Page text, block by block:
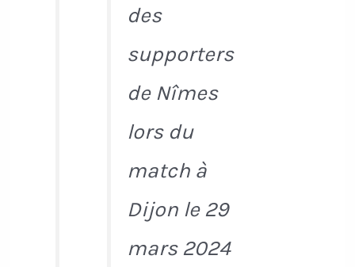
des
supporters
de Nîmes
lors du
match à
Dijon le 29
mars 2024